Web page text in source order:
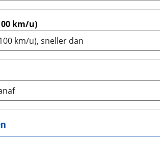
km/u)
km/u), sneller dan